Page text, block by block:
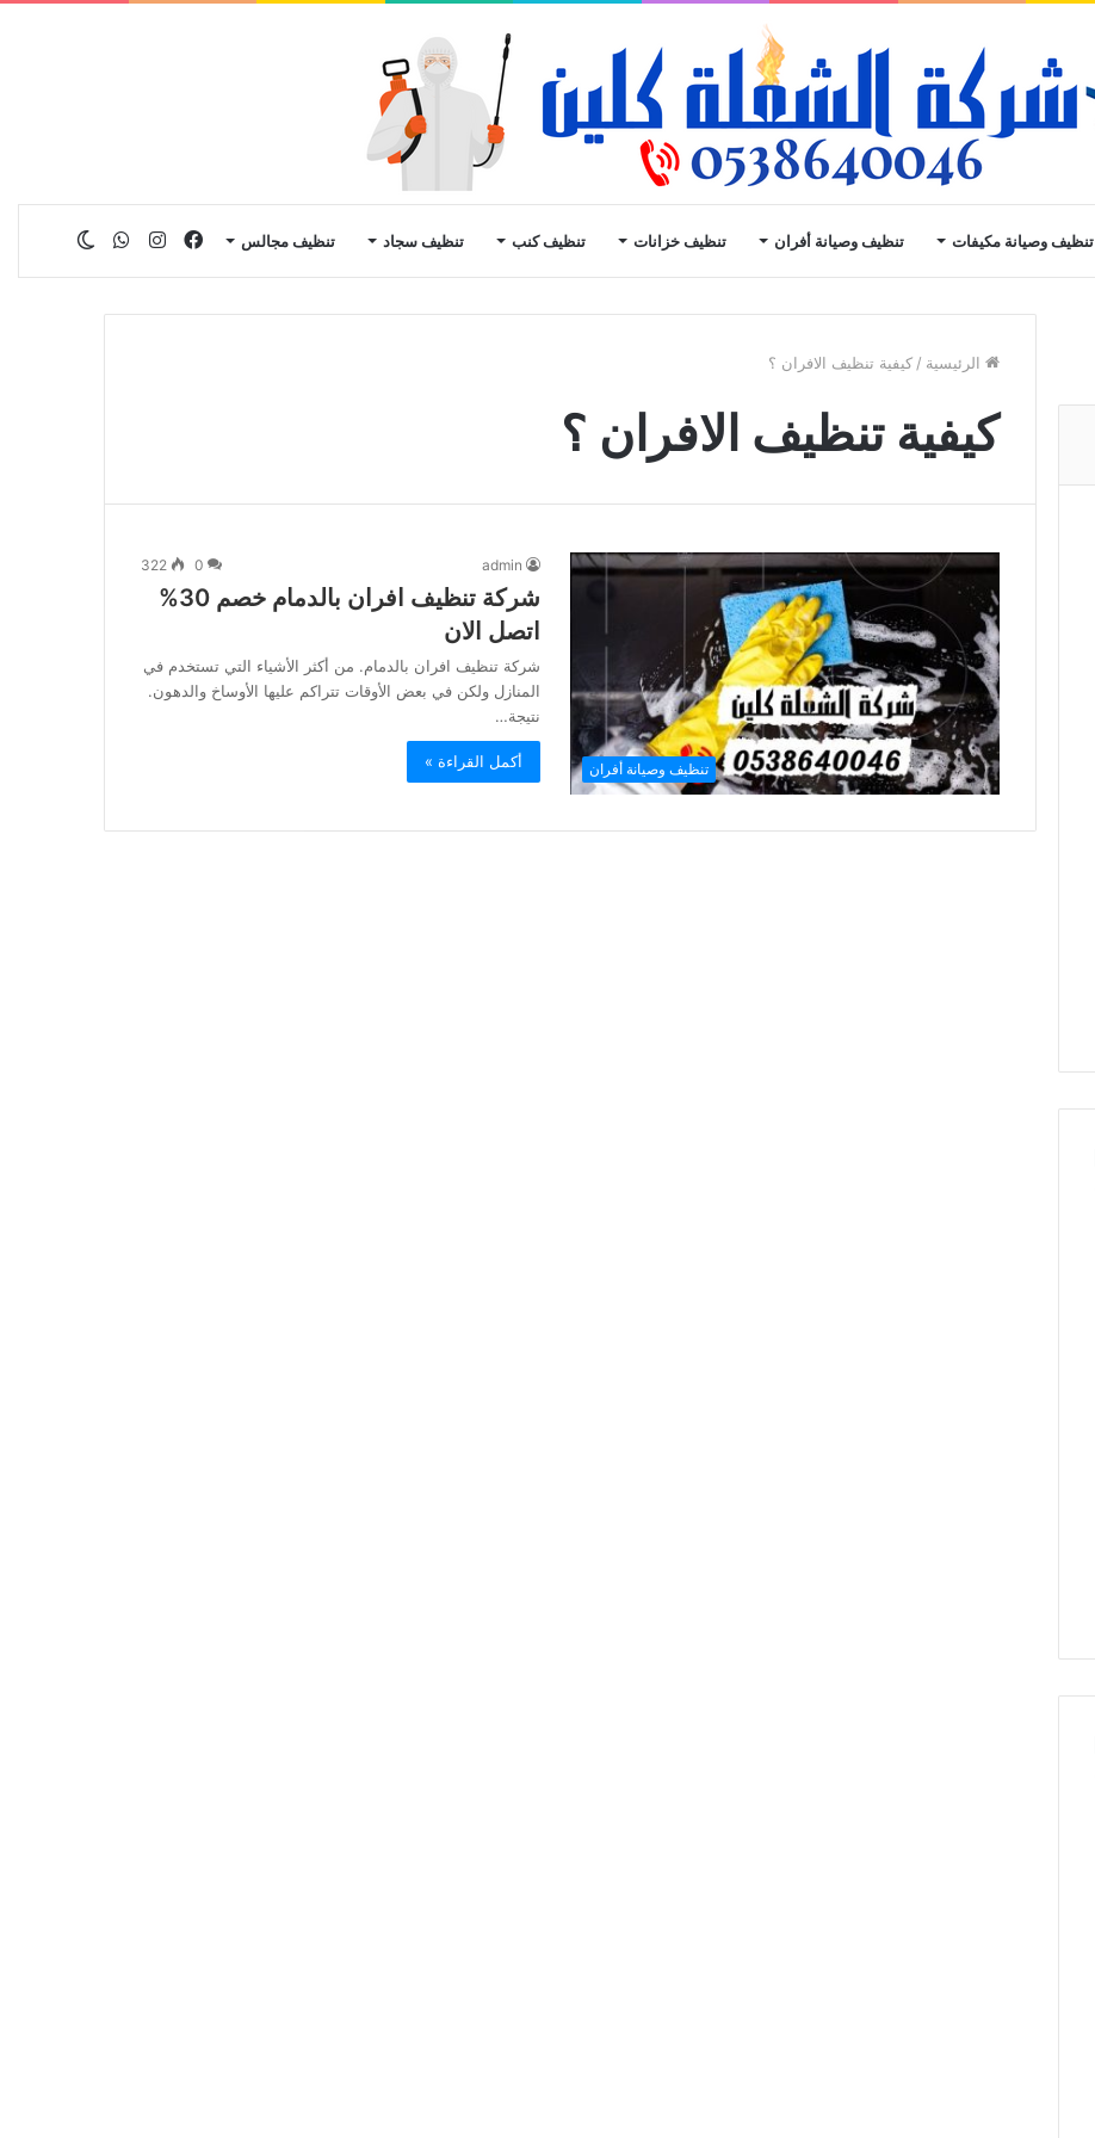
تنظيف وصيانة مكيفات تنظيف وصيانة أفران تنظيف خزانات تنظيف كنب تنظيف سجاد تنظيف مجالس واتساب
انستقرامفيسبوك
الرئيسية / كيفية تنظيف الافران ؟
كيفية تنظيف الافران ؟
تنظيف وصيانة أفران
admin
0
322
شركة تنظيف افران بالدمام خصم 30%
اتصل الان
شركة تنظيف افران بالدمام. من أكثر الأشياء التي تستخدم في
المنازل ولكن في بعض الأوقات تتراكم عليها الأوساخ والدهون.
نتيجة…
أكمل القراءة »